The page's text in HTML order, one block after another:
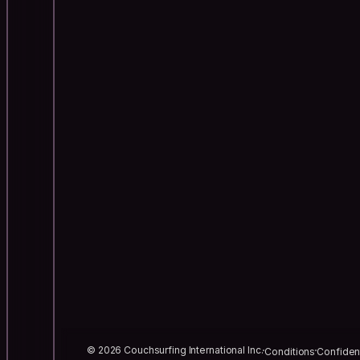
© 2026 Couchsurfing International Inc.Conditions